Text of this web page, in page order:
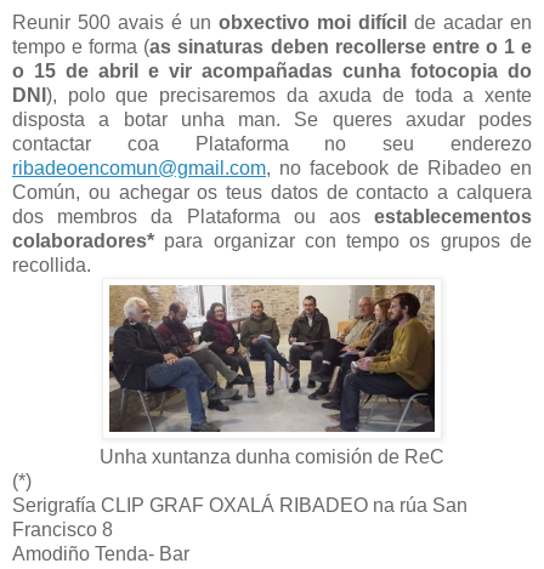
Reunir 500 avais é un obxectivo moi difícil de acadar en
tempo e forma (as sinaturas deben recollerse entre o 1 e
o 15 de abril e vir acompañadas cunha fotocopia do
DNI ), polo que precisaremos da axuda de toda a xente
disposta a botar unha man. Se queres axudar podes
contactar coa Plataforma no seu enderezo
ribadeoencomun@gmail.com, no facebook de Ribadeo en
Común, ou achegar os teus datos de contacto a calquera
dos membros da Plataforma ou aos establecementos
colaboradores* para organizar con tempo os grupos de
recollida.
Unha xuntanza dunha comisión de ReC
(*)
Serigrafía CLIP GRAF OXALÁ RIBADEO na rúa San
Francisco 8
Amodiño Tenda- Bar